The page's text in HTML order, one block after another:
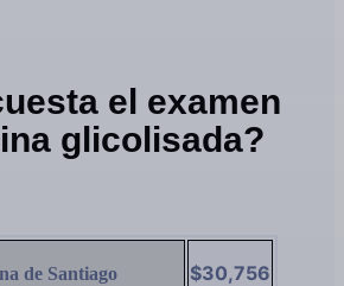
el examen
glicolisada?
de Santiago $30,756